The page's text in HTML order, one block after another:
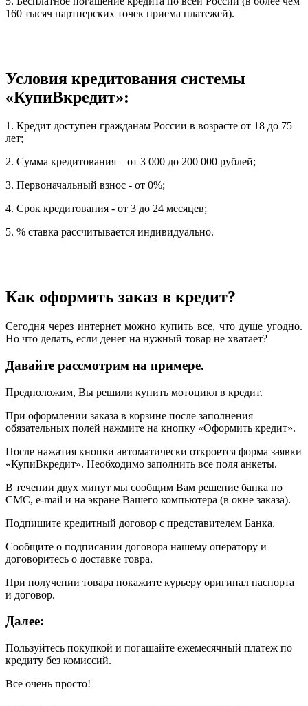
160 тысяч партнерских точек приема платежей).
Условия кредитования системы
«КупиВкредит»:
1. Кредит доступен гражданам России в возрасте от 18 до 75
лет;
2. Сумма кредитования – от 3 000 до 200 000 рублей;
3. Первоначальный взнос - от 0%;
4. Срок кредитования - от 3 до 24 месяцев;
5. % ставка рассчитывается индивидуально.
Как оформить заказ в кредит?
Сегодня через интернет можно купить все, что душе угодно.
Но что делать, если денег на нужный товар не хватает?
Давайте рассмотрим на примере.
Предположим, Вы решили купить мотоцикл в кредит.
При оформлении заказа в корзине после заполнения
обязательных полей нажмите на кнопку «Оформить кредит».
После нажатия кнопки автоматически откроется форма заявки
«КупиВкредит». Необходимо заполнить все поля анкеты.
В течении двух минут мы сообщим Вам решение банка по
СМС, e-mail и на экране Вашего компьютера (в окне заказа).
Подпишите кредитный договор с представителем Банка.
Сообщите о подписании договора нашему оператору и
договоритесь о доставке товра.
При получении товара покажите курьеру оригинал паспорта
и договор.
Далее:
Пользуйтесь покупкой и погашайте ежемесячный платеж по
кредиту без комиссий.
Все очень просто!